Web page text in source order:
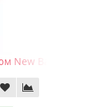
New Balance